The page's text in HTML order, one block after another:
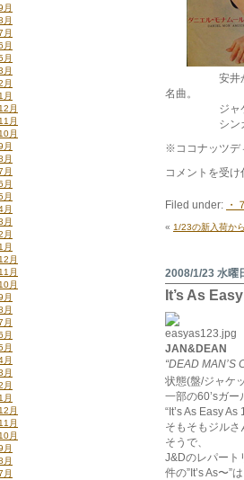
安井かずみ
名曲。
ジャケも
シンガーズ
※ココナッツデ
1/26
入
コメントを受
Filed under: ・
« 1/23の新入荷か
2008/1/23 水曜
It’s As
JAN&DEAN
“DEAD MAN’S
状態(盤/ジャケ
一部の60’sガ
“It’s As Easy
そもそもジル
そうで、
J&Dのレパート
件の”It’s As〜”
月
月
月
月
月
月
月
月
月
月
月
月
月
月
月
月
月
月
月
月
月
月
月
月
月
月
月
月
月
月
月
月
月
月
月
月
月
月